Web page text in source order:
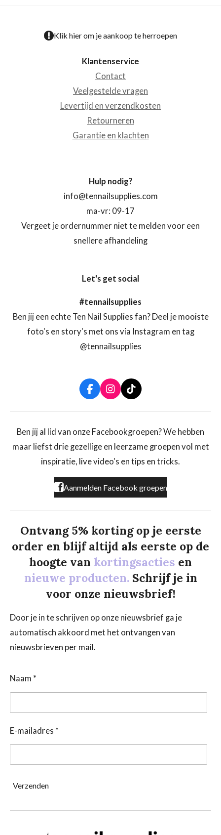
Klik hier om je aankoop te herroepen
Klantenservice
Contact
Veelgestelde vragen
Levertijd en verzendkosten
Retourneren
Garantie en klachten
Hulp nodig?
info@tennailsupplies.com
ma-vr: 09-17
Vergeet je ordernummer niet te melden voor een
snellere afhandeling
Let's get social
#tennailsupplies
Ben jij een echte Ten Nail Supplies fan? Deel je mooiste
foto's en story's met ons via Instagram en tag
@tennailsupplies
F
a
c
b
o
k
I
n
s
a
r
a
T
i
k
o
Ben jij al lid van onze Facebookgroepen? We hebben
maar liefst drie gezellige en leerzame groepen vol met
inspiratie, live video's en tips en tricks.
Aanmelden Facebook groepen
Ontvang 5% korting op je eerste
order en blijf altijd als eerste op de
hoogte van kortingsacties en
nieuwe producten. Schrijf je in
voor onze nieuwsbrief!
Door je in te schrijven op onze nieuwsbrief ga je
automatisch akkoord met het ontvangen van
nieuwsbrieven per mail.
Naam *
E-mailadres *
Verzenden